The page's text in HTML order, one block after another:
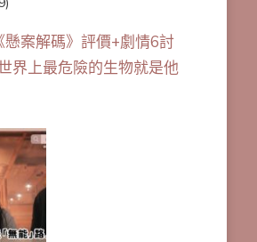
案解碼》評價+劇情6討
界上最危險的生物就是他